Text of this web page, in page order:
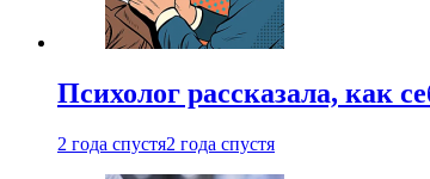
Психолог рассказала, как
2 года спустя2 года спустя